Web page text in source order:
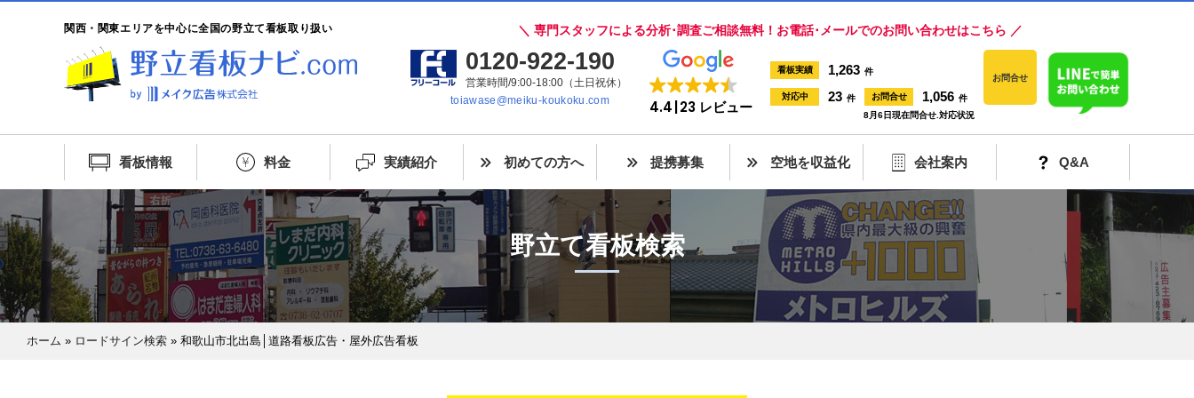
関西・関東エリアを中心に全国の野立て看板取り扱い ＼ 専門スタッフによる分析･調査ご相談無料！お電話･メールでのお問い合わせはこちら ／
0120-922-190
営業時間/9:00-18:00（土日祝休）
toiawase@meiku-koukoku.com
4.4 23 レビュー
看板実績 1,263 件
対応中 23 件 お問合せ 1,056 件
8月6日現在問合せ.対応状況
お問合せ
看板情報 料金 実績紹介 初めての方へ 提携募集 空地を収益化 会社案内 Q&A
野立て看板検索
ホーム » ロードサイン検索 » 和歌山市北出島│道路看板広告・屋外広告看板